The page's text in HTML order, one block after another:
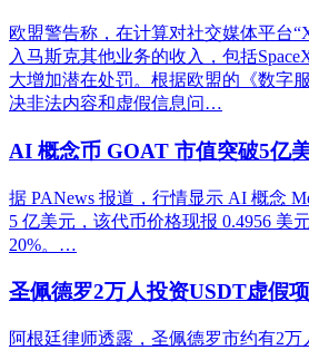
欧盟警告称，在计算对社交媒体平台
入马斯克其他业务的收入，包括
大增加潜在处罚。根据欧盟的《数字
决非法内容和虚假信息问…
AI 概念币 GOAT 市值突破5亿
据 PANews 报道，行情显示 AI 概念
5 亿美元，该代币价格现报 0.4956 美
20%。…
圣佩德罗2万人投资USDT虚假
阿根廷律师透露，圣佩德罗市约有2